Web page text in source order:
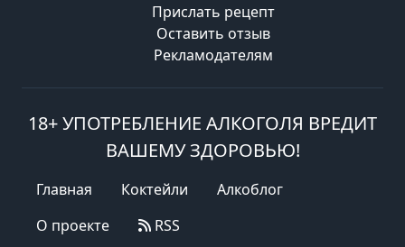
Прислать рецепт
Оставить отзыв
Рекламодателям
18+ УПОТРЕБЛЕНИЕ АЛКОГОЛЯ ВРЕДИТ
ВАШЕМУ ЗДОРОВЬЮ!
Главная Коктейли
Алкоблог
О проекте
RSS